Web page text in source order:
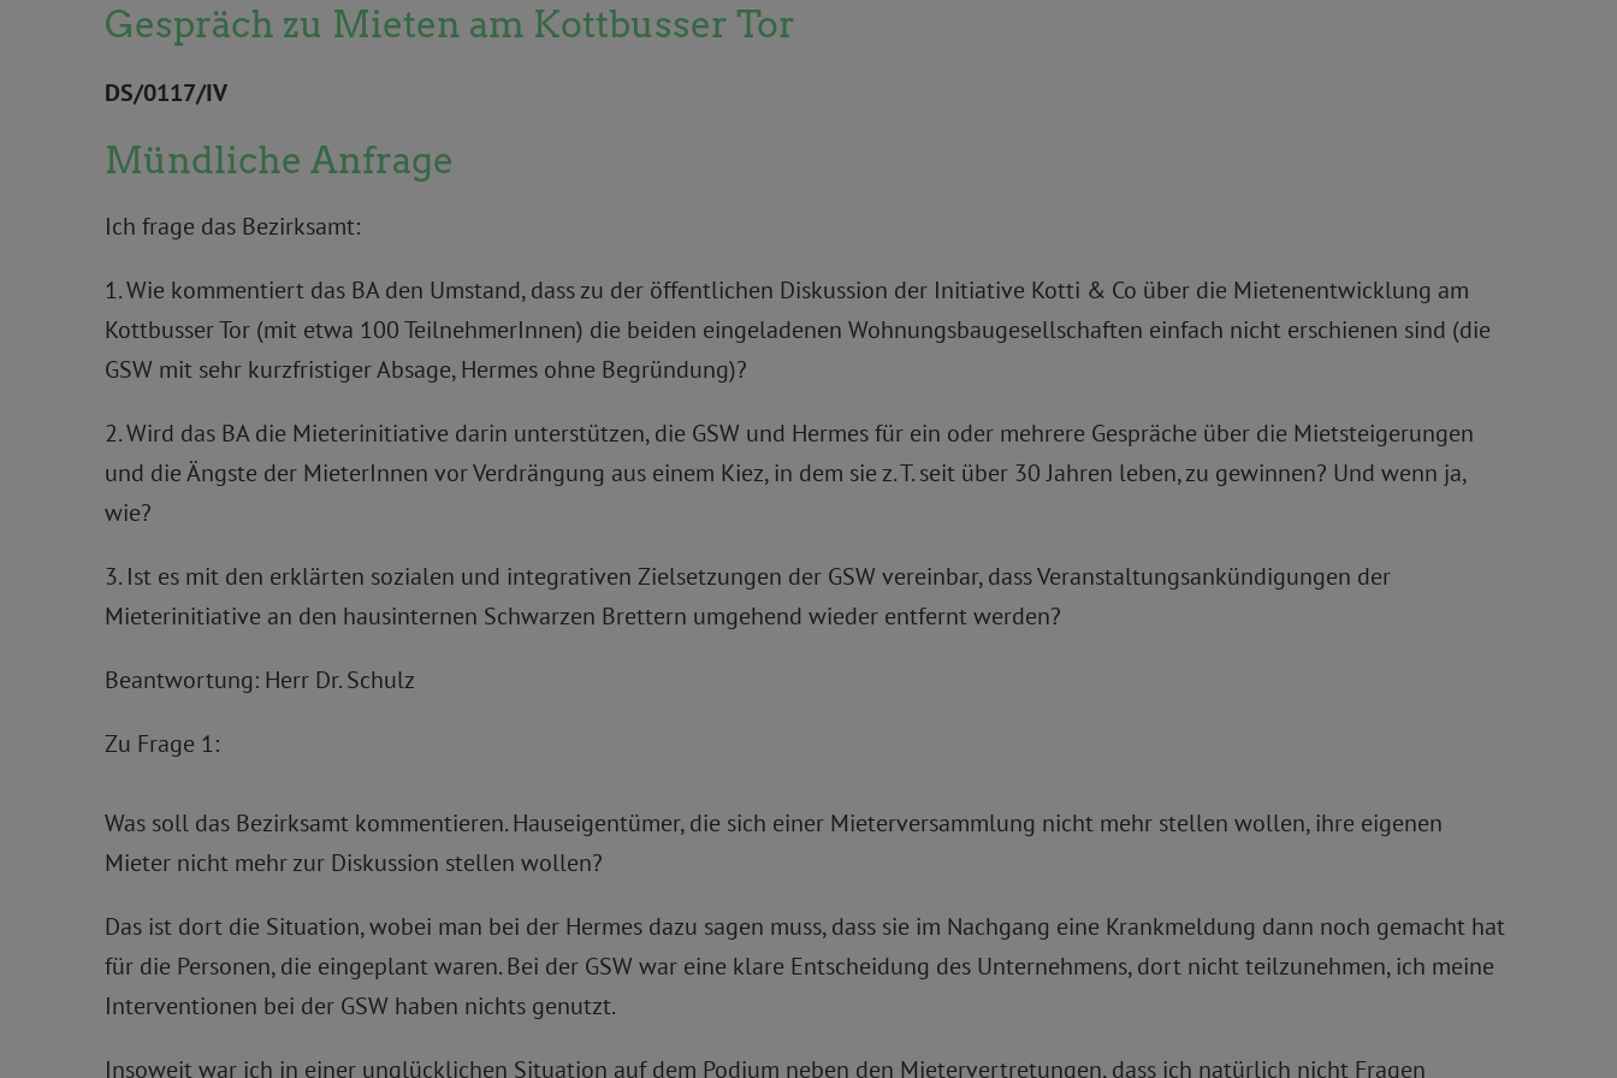
Gespräch zu Mieten am Kottbusser Tor
DS/0117/IV
Mündliche Anfrage
Ich frage das Bezirksamt:
1. Wie kommentiert das BA den Umstand, dass zu der öffentlichen Diskussion der Initiative Kotti & Co über die Mietenentwicklung am
Kottbusser Tor (mit etwa 100 TeilnehmerInnen) die beiden eingeladenen Wohnungsbaugesellschaften einfach nicht erschienen sind (die
GSW mit sehr kurzfristiger Absage, Hermes ohne Begründung)?
2. Wird das BA die Mieterinitiative darin unterstützen, die GSW und Hermes für ein oder mehrere Gespräche über die Mietsteigerungen
und die Ängste der MieterInnen vor Verdrängung aus einem Kiez, in dem sie z. T. seit über 30 Jahren leben, zu gewinnen? Und wenn ja,
wie?
3. Ist es mit den erklärten sozialen und integrativen Zielsetzungen der GSW vereinbar, dass Veranstaltungsankündigungen der
Mieterinitiative an den hausinternen Schwarzen Brettern umgehend wieder entfernt werden?
Beantwortung: Herr Dr. Schulz
Zu Frage 1:
Was soll das Bezirksamt kommentieren. Hauseigentümer, die sich einer Mieterversammlung nicht mehr stellen wollen, ihre eigenen
Mieter nicht mehr zur Diskussion stellen wollen?
Das ist dort die Situation, wobei man bei der Hermes dazu sagen muss, dass sie im Nachgang eine Krankmeldung dann noch gemacht hat
für die Personen, die eingeplant waren. Bei der GSW war eine klare Entscheidung des Unternehmens, dort nicht teilzunehmen, ich meine
Interventionen bei der GSW haben nichts genutzt.
Insoweit war ich in einer unglücklichen Situation auf dem Podium neben den Mietervertretungen, dass ich natürlich nicht Fragen